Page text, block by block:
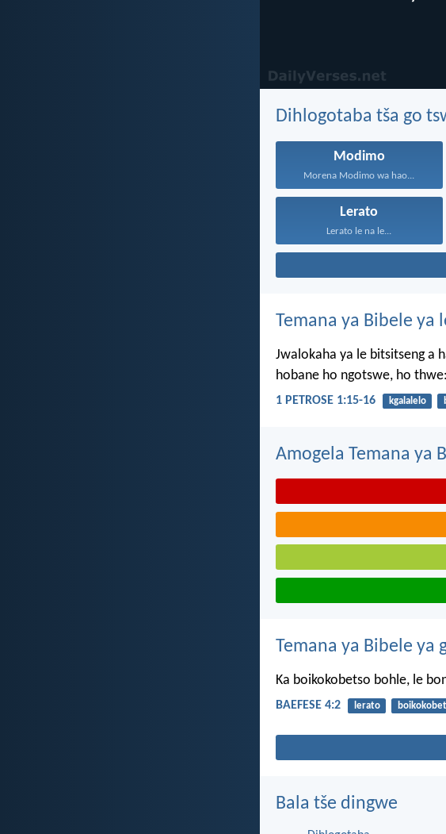
Dihlogotaba tša go
Modimo
Morena Modimo wa hao...
Lerato
Lerato le na le...
Temana ya Bibele ya
Jwalokaha ya le bitsitseng a
hobane ho ngotswe, ho
1 PETROSE 1:15-16 kgalalelo
Amogela Temana ya
Temana ya Bibele ya
Ka boikokobetso bohle, le
BAEFESE 4:2 lerato
Bala tše dingwe